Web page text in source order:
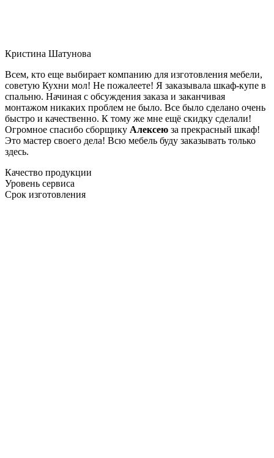
Кристина Шатунова
Всем, кто еще выбирает компанию для изготовления мебели,
советую Кухни мол! Не пожалеете! Я заказывала шкаф-купе в
спальню. Начиная с обсуждения заказа и заканчивая
монтажом никаких проблем не было. Все было сделано очень
быстро и качественно. К тому же мне ещё скидку сделали!
Огромное спасибо сборщику Алексею за прекрасный шкаф!
Это мастер своего дела! Всю мебель буду заказывать только
здесь.
Качество продукции
Уровень сервиса
Срок изготовления